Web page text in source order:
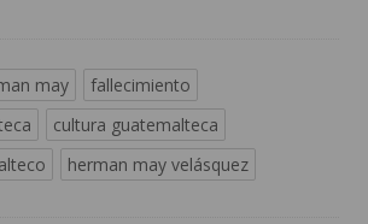
may
fallecimiento
cultura guatemalteca
herman may velásquez